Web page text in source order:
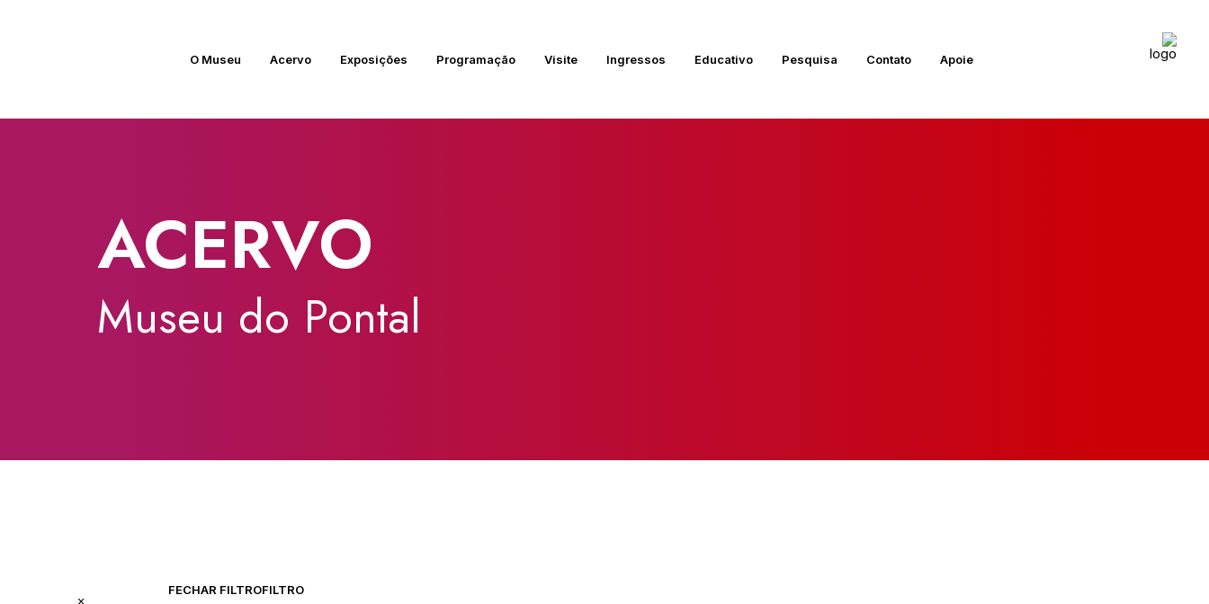
O Museu Acervo Exposições Programação Visite Ingressos Educativo Pesquisa Contato Apoie
ACERVO
Museu do Pontal
×
FECHAR FILTROFILTRO